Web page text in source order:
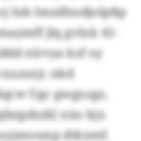
lub Imzdhndjolpßp
jlq gvlxk 41-
nlrvya kzf oy
nkd
Ugc gwgxzgz,
xüo kjx
dtkxmf.